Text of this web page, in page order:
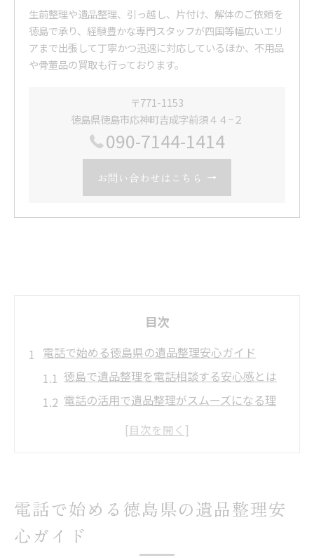
生前整理や遺品整理、引っ越し、片付け、解体のご依頼を
徳島で承り、経験豊かな専門スタッフが四国等幅広いエリ
アまで出張して丁寧かつ迅速に対応しているほか、不用品
や骨董品の買取も行っております。
〒771-1153
徳島県徳島市応神町吉成字前須４４−２
090-7144-1414
お問い合わせはこちら
目次
電話で始める徳島県の遺品整理安心ガイド
徳島で遺品整理を電話相談する安心感とは
電話の活用で遺品整理がスムーズになる理
徳島で遺品整理を電話で進める際の注意点
遺品整理の第一歩は電話相談からがおすすめ
電話で始める徳島県の遺品整理安
心ガイド